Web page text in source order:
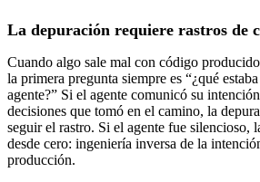
La depuración requiere rastros de
Cuando algo sale mal con código
la primera pregunta siempre es “¿qué
agente?” Si el agente comunicó su
decisiones que tomó en el camino, la
seguir el rastro. Si el agente fue silencioso,
desde cero: ingeniería inversa de la
producción.